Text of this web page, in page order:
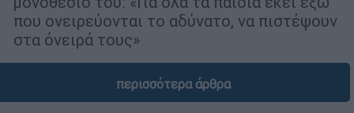
που ονειρεύονται το αδύνατο, να πιστέψουν
στα όνειρά τους»
περισσότερα άρθρα